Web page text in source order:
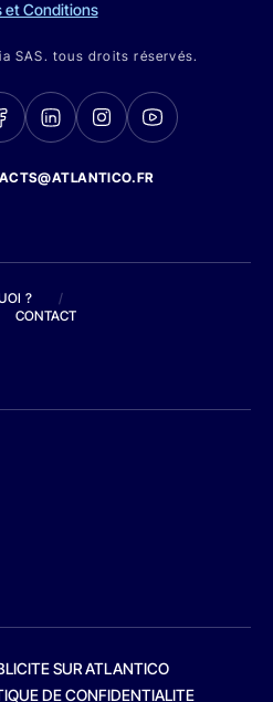
et Conditions
SAS. tous droits réservés.
?
/
CONTACT
SUR ATLANTICO
DE CONFIDENTIALITE